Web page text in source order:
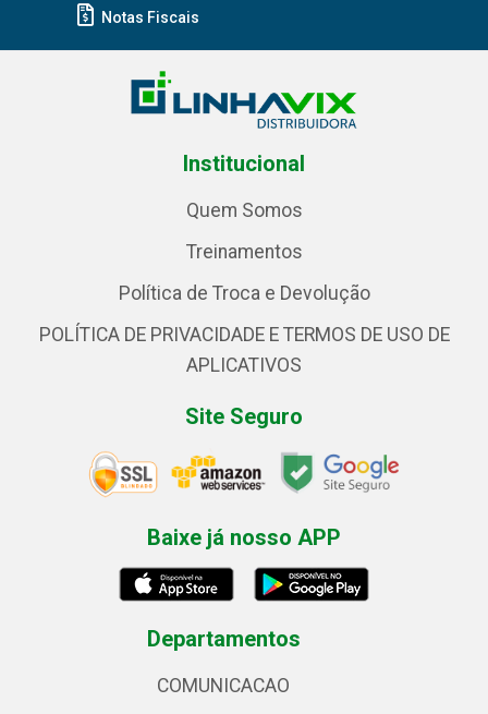
Notas Fiscais
Institucional
Quem Somos
Treinamentos
Política de Troca e Devolução
POLÍTICA DE PRIVACIDADE E TERMOS DE USO DE
APLICATIVOS
Site Seguro
Baixe já nosso APP
Departamentos
COMUNICACAO